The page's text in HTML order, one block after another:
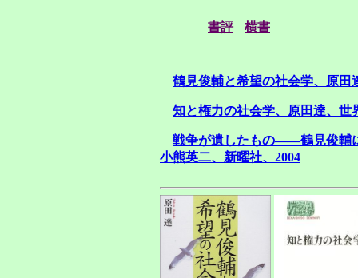
書評 横書
鶴見俊輔と希望の社会学、原田
知と権力の社会学、原田達、世
戦争が遺したもの――鶴見俊輔
小熊英二、新曜社、2004